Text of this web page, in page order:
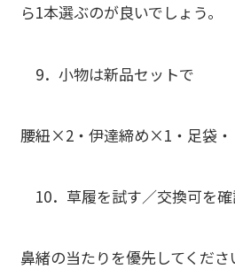
ら1本選ぶのが良いでしょう。
9．小物は新品セットで
腰紐×2・伊達締め×1・足袋・
10． 草履を試す／交換可を
鼻緒の当たりを優先してくだ